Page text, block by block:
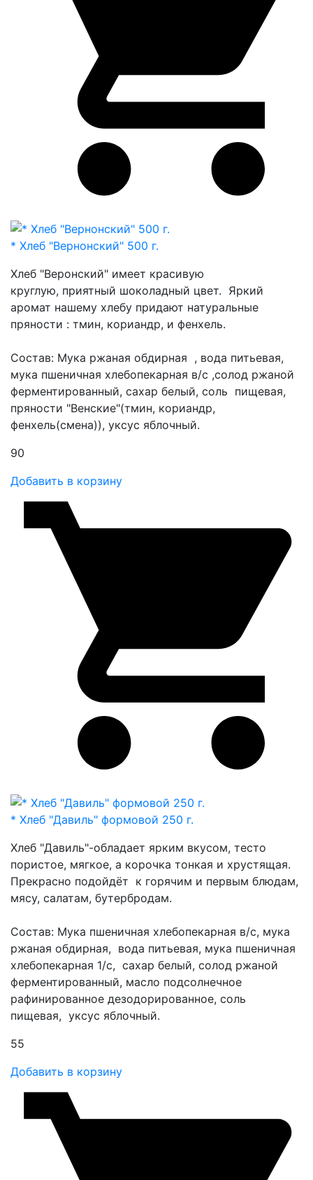
* Хлеб "Вернонский" 500 г.
Хлеб "Веронский" имеет красивую
круглую, приятный шоколадный цвет. Яркий
аромат нашему хлебу придают натуральные
пряности : тмин, кориандр, и фенхель.
Состав: Мука ржаная обдирная , вода питьевая,
мука пшеничная хлебопекарная в/с ,солод ржаной
ферментированный, сахар белый, соль пищевая,
пряности "Венские"(тмин, кориандр,
фенхель(смена)), уксус яблочный.
90
Добавить в корзину
* Хлеб "Давиль" формовой 250 г.
Хлеб "Давиль"-обладает ярким вкусом, тесто
пористое, мягкое, а корочка тонкая и хрустящая.
Прекрасно подойдёт к горячим и первым блюдам,
мясу, салатам, бутербродам.
Состав: Мука пшеничная хлебопекарная в/с, мука
ржаная обдирная, вода питьевая, мука пшеничная
хлебопекарная 1/с, сахар белый, солод ржаной
ферментированный, масло подсолнечное
рафинированное дезодорированное, соль
пищевая, уксус яблочный.
55
Добавить в корзину